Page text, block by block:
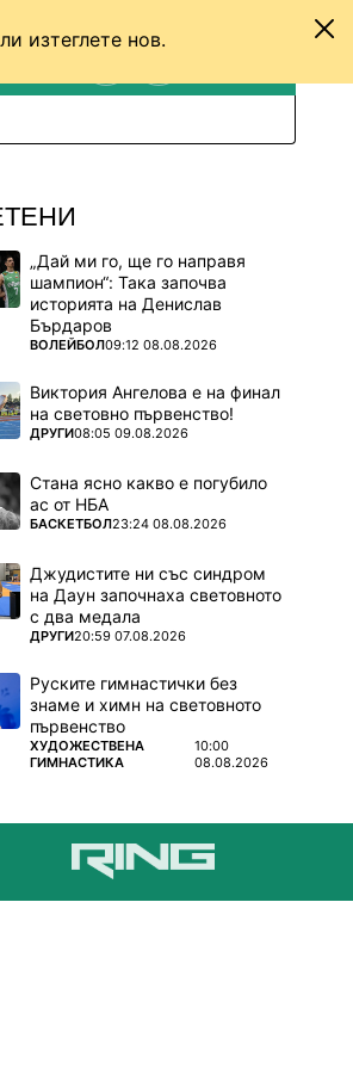
изтеглете нов.
„Дай ми го, ще го направя
шампион“: Така започва
историята на Денислав
Бърдаров
ПОВЕЧЕ ОТ
ВОЛЕЙБОЛ09:12 08.08.2026
Виктория Ангелова е на финал
на световно първенство!
ПОВЕЧЕ ОТ
ДРУГИ08:05 09.08.2026
Стана ясно какво е погубило
ас от НБА
ПОВЕЧЕ ОТ
БАСКЕТБОЛ23:24 08.08.2026
Джудистите ни със синдром
на Даун започнаха световното
с два медала
ПОВЕЧЕ ОТ
ДРУГИ20:59 07.08.2026
Руските гимнастички без
знаме и химн на световното
първенство
ПОВЕЧЕ ОТ
ХУДОЖЕСТВЕНА
ГИМНАСТИКА
10:00
08.08.2026